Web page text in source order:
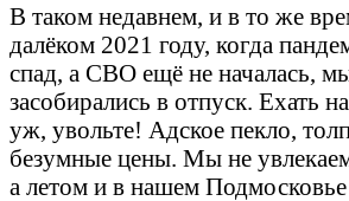
В таком недавнем, и в то же
далёком 2021 году, когда
спад, а СВО ещё не началась,
засобирались в отпуск. Ехать
уж, увольте! Адское пекло,
безумные цены. Мы не
а летом и в нашем Подмосковье